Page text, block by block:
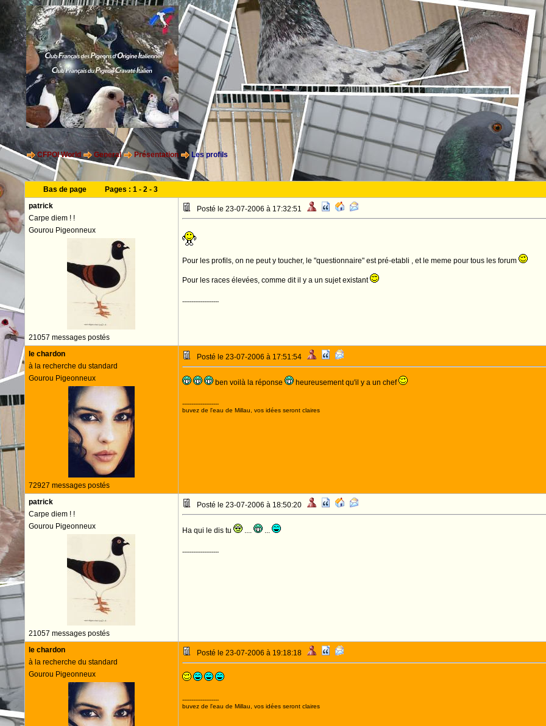
CFPOI World General Présentation Les profils
Bas de page Pages : 1- 2- 3
patrick
Carpe diem ! !
Gourou Pigeonneux
21057 messages postés
Posté le 23-07-2006 à 17:32:51
Pour les profils, on ne peut y toucher, le "questionnaire" est pré-etabli , et le meme pour tous les forum
Pour les races élevées, comme dit il y a un sujet existant
--------------------
le chardon
à la recherche du standard
Gourou Pigeonneux
72927 messages postés
Posté le 23-07-2006 à 17:51:54
ben voilà la réponse heureusement qu'il y a un chef
--------------------
buvez de l'eau de Millau, vos idées seront claires
patrick
Carpe diem ! !
Gourou Pigeonneux
21057 messages postés
Posté le 23-07-2006 à 18:50:20
Ha qui le dis tu .... ...
--------------------
le chardon
à la recherche du standard
Gourou Pigeonneux
Posté le 23-07-2006 à 19:18:18
--------------------
buvez de l'eau de Millau, vos idées seront claires